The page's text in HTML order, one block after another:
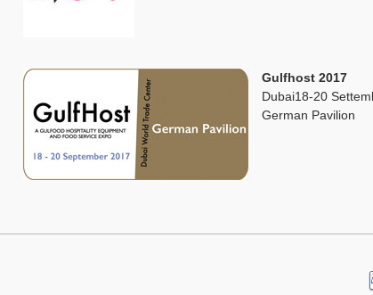
Gulfhost 2017
Dubai18-20
German Pavilion